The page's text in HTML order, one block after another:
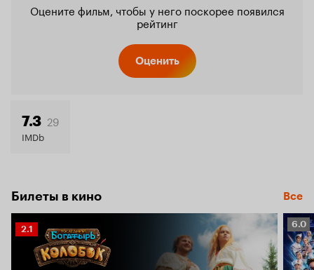
Оцените фильм, чтобы у него поскорее появился
рейтинг
Оценить
7.3 29
IMDb
Билеты в кино Все
Рейтинг
Кинопоиска
2.1
6.0
6.0